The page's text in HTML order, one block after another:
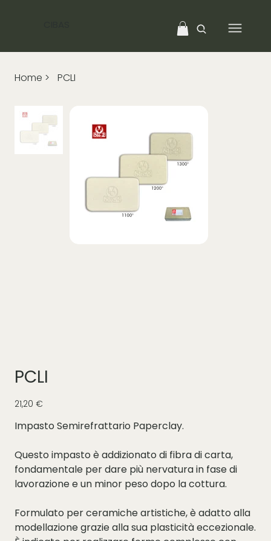
Home > PCLI
PCLI
Prezzo
21,20 €
Impasto Semirefrattario Paperclay.
Questo impasto è addizionato di fibra di carta,
fondamentale per dare più nervatura in fase di
lavorazione e un minor peso dopo la cottura.
Formulato per ceramiche artistiche, è adatto alla
modellazione grazie alla sua plasticità eccezionale.